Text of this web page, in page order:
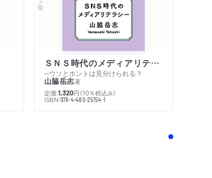
ＳＮＳ時代のメディアリテラシー
─ウソとホントは見分けられる？
山脇岳志著
定価:1,320円 （10％税込み）
ISBN:978-4-480-25154-1